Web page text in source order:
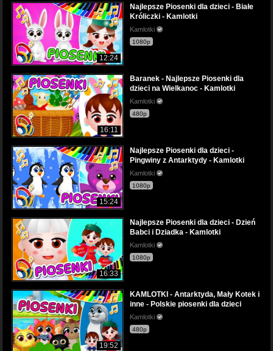
12:24
Najlepsze Piosenki dla dzieci - Białe
Króliczki - Kamlotki
Kamlotki
1080p
16:11
Baranek - Najlepsze Piosenki dla
dzieci na Wielkanoc - Kamlotki
Kamlotki
480p
15:24
Najlepsze Piosenki dla dzieci -
Pingwiny z Antarktydy - Kamlotki
Kamlotki
1080p
16:33
Najlepsze Piosenki dla dzieci - Dzień
Babci i Dziadka - Kamlotki
Kamlotki
1080p
19:52
KAMLOTKI - Antarktyda, Mały Kotek i
inne - Polskie piosenki dla dzieci
Kamlotki
480p